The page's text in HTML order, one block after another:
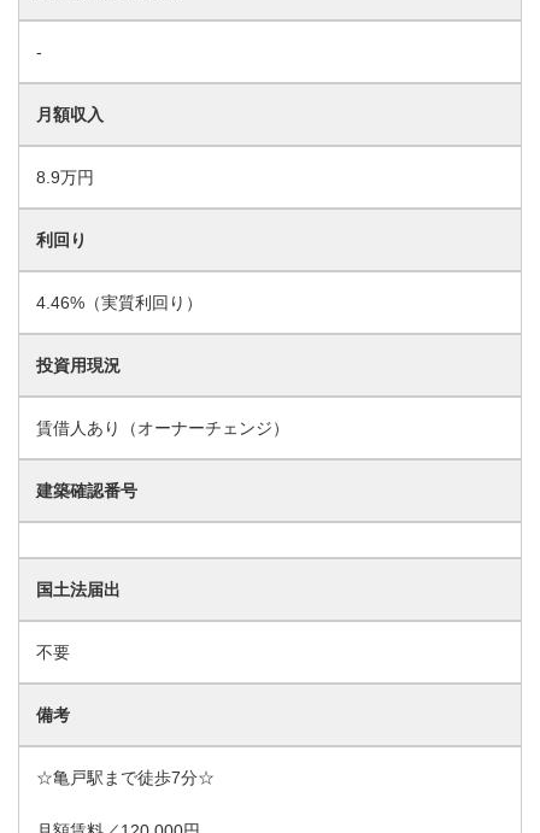
-
月額収入
8.9万円
利回り
4.46%（実質利回り）
投資用現況
賃借人あり（オーナーチェンジ）
建築確認番号
国土法届出
不要
備考
☆亀戸駅まで徒歩7分☆